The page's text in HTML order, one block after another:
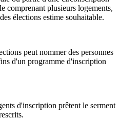
comprenant plusieurs logements,
élections estime souhaitable.
peut nommer des personnes
d'un programme d'inscription
d'inscription prêtent le serment